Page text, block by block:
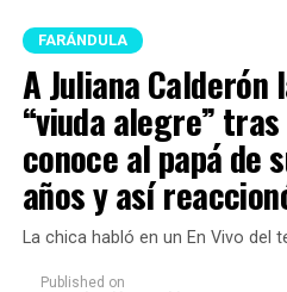
FARÁNDULA
A Juliana Calderón
“viuda alegre”
conoce al papá de
años y así
La chica habló en un En Vivo del
Published on